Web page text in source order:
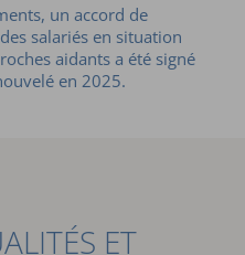
un accord de
salariés en situation
aidants a été signé
en 2025.
ET